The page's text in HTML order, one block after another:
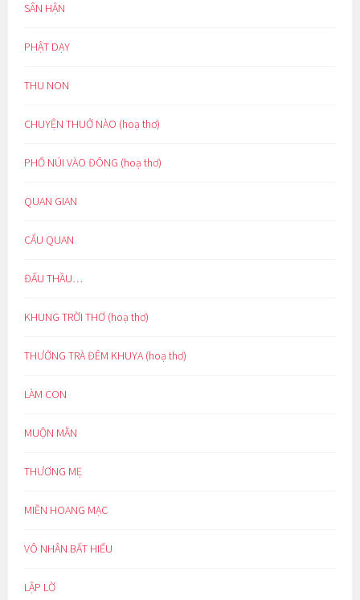
SÂN HẬN
PHẬT DẠY
THU NON
CHUYỆN THUỞ NÀO (hoạ thơ)
PHỐ NÚI VÀO ĐÔNG (hoạ thơ)
QUAN GIAN
CẨU QUAN
ĐẤU THẦU…
KHUNG TRỜI THƠ (hoạ thơ)
THƯỞNG TRÀ ĐÊM KHUYA (hoạ thơ)
LÀM CON
MUỘN MẰN
THƯƠNG MẸ
MIỀN HOANG MẠC
VÔ NHÂN BẤT HIẾU
LẬP LỜ